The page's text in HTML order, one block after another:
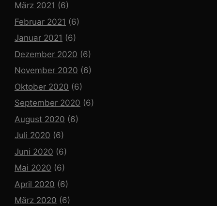
März 2021 (6)
Februar 2021 (6)
Januar 2021 (6)
Dezember 2020 (6)
November 2020 (6)
Oktober 2020 (6)
September 2020 (6)
August 2020 (6)
Juli 2020 (6)
Juni 2020 (6)
Mai 2020 (6)
April 2020 (6)
März 2020 (6)